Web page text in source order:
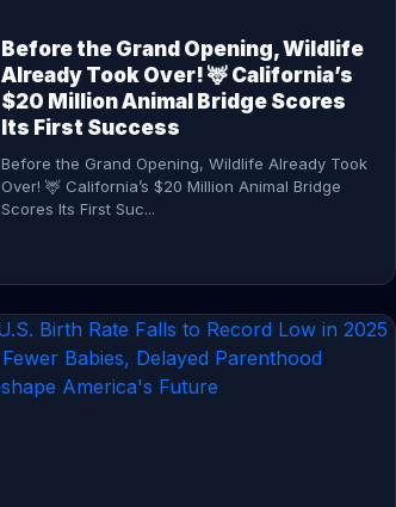
Before the Grand Opening, Wildlife
Already Took Over! 🦌 California’s
$20 Million Animal Bridge Scores
Its First Success
Before the Grand Opening, Wildlife Already Took
Over! 🦌 California’s $20 Million Animal Bridge
Scores Its First Suc...